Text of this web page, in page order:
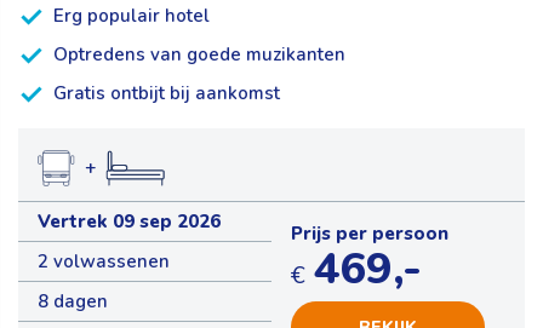
Erg populair hotel
Optredens van goede muzikanten
Gratis ontbijt bij aankomst
+
Vertrek 09 sep 2026
2 volwassenen
8 dagen
Prijs per persoon
€ 469,-